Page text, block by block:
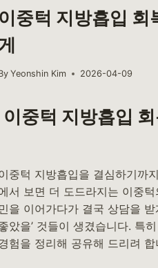
이중턱 지방흡입
Yeonshin Kim 2026-04-09
이중턱 지방흡입
중턱 지방흡입을 결심하기까
서 보면 더 도드라지는 이중
민을 이어가다가 결국 상담을
았을’ 것들이 생겼습니다. 특
험을 정리해 공유해 드리려 합